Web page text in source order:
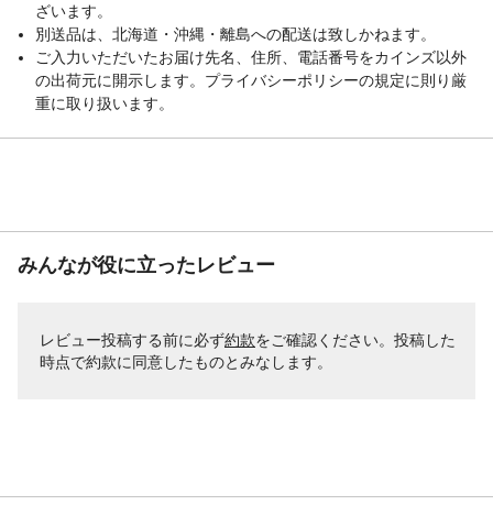
ざいます。
別送品は、北海道・沖縄・離島への配送は致しかねます。
ご入力いただいたお届け先名、住所、電話番号をカインズ以外
の出荷元に開示します。プライバシーポリシーの規定に則り厳
重に取り扱います。
みんなが役に立ったレビュー
レビュー投稿する前に必ず約款をご確認ください。投稿した
時点で約款に同意したものとみなします。